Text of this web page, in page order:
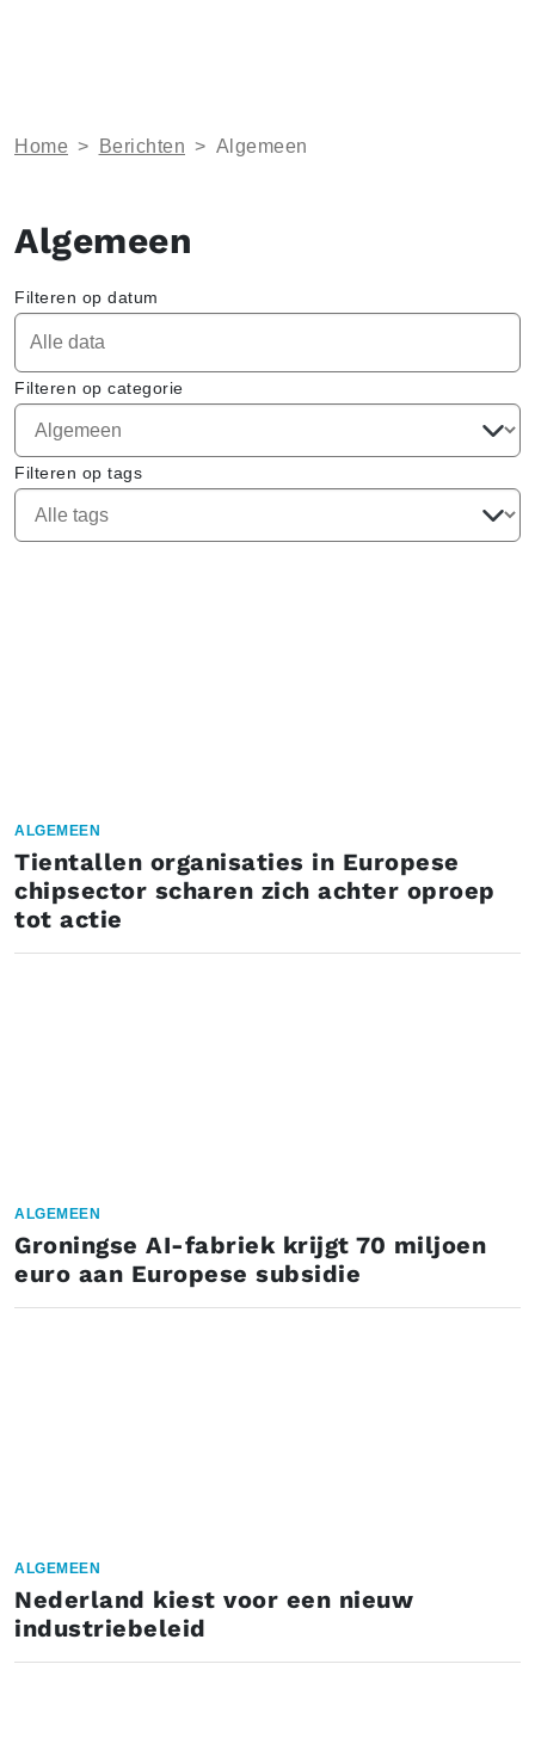
Home > Berichten > Algemeen
Algemeen
Filteren op datum
Filteren op categorie
Filteren op tags
ALGEMEEN
Tientallen organisaties in Europese
chipsector scharen zich achter oproep
tot actie
ALGEMEEN
Groningse AI-fabriek krijgt 70 miljoen
euro aan Europese subsidie
ALGEMEEN
Nederland kiest voor een nieuw
industriebeleid